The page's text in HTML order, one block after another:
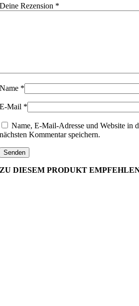
Deine Rezension *
Name *
E-Mail *
Name, E-Mail-Adresse und Website in
nächsten Kommentar speichern.
ZU DIESEM PRODUKT